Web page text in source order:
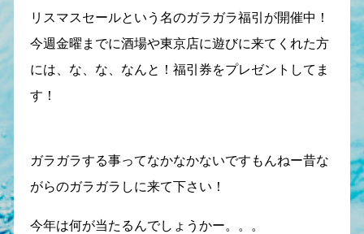
リスマスセールという名のガラガラ福引が開催中！
今週金曜までに酒場や東京店に遊びに来てくれた方
には、な、な、なんと！福引券をプレゼントしてま
す！
ガラガラする事ってなかなかないですもんねー昔な
がらのガラガラしに来て下さい！
今年は何が当たるんでしょうかー。。。